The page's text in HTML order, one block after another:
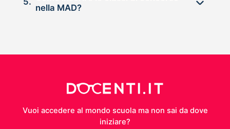
nella MAD?
Vuoi accedere al mondo scuola ma non sai da dove
iniziare?